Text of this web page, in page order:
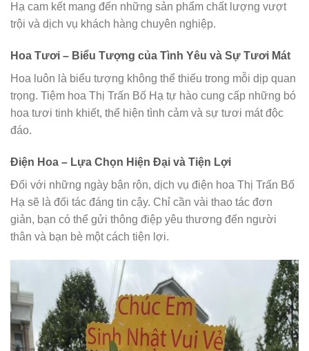
Hạ cam kết mang đến những sản phẩm chất lượng vượt
trội và dịch vụ khách hàng chuyên nghiệp.
Hoa Tươi – Biểu Tượng của Tình Yêu và Sự Tươi Mát
Hoa luôn là biểu tượng không thể thiếu trong mỗi dịp quan
trọng. Tiệm hoa Thị Trấn Bố Hạ tự hào cung cấp những bó
hoa tươi tinh khiết, thể hiện tình cảm và sự tươi mát độc
đáo.
Điện Hoa – Lựa Chọn Hiện Đại và Tiện Lợi
Đối với những ngày bận rộn, dịch vụ điện hoa Thị Trấn Bố
Hạ sẽ là đối tác đáng tin cậy. Chỉ cần vài thao tác đơn
giản, bạn có thể gửi thông điệp yêu thương đến người
thân và bạn bè một cách tiện lợi.